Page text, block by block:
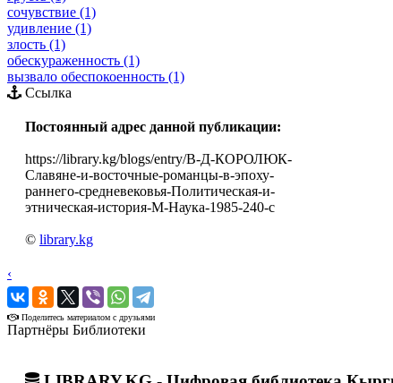
сочувствие (1)
удивление (1)
злость (1)
обескураженность (1)
вызвало обеспокоенность (1)
Ссылка
Постоянный адрес данной публикации:
https://library.kg/blogs/entry/В-Д-КОРОЛЮК-
Славяне-и-восточные-романцы-в-эпоху-
раннего-средневековья-Политическая-и-
этническая-история-М-Наука-1985-240-с
© library.kg
‹
›
Поделитесь материалом с друзьями
Партнёры Библиотеки